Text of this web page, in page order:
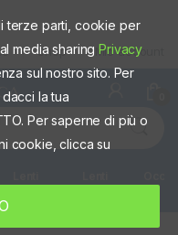
Shop Mio account
terze parti, cookie per
media sharingPrivacy
sul nostro sito. Per
la tua
Per saperne di più o
cookie, clicca su